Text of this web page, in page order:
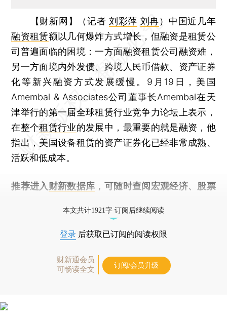
【财新网】（记者刘彩萍 刘冉） 中国近几年
融资租赁额以几何爆炸方式增长，但融资是租赁公
司普遍面临的困境：一方面融资租赁公司融资难，
另一方面境内外发债、跨境人民币借款、资产证券
化等新兴融资方式发展缓慢。9月19日，美国
Amembal & Associates公司董事长Amembal在天
津举行的第一届全球租赁行业竞争力论坛上表示，
在整个租赁行业的发展中，最重要的就是融资，他
指出，美国设备租赁的资产证券化已经非常成熟、
活跃和低成本。
推荐进入 财新数据库 ，可随时查阅宏观经济、股票
本文共计1921字 订阅后继续阅读
登录 后获取已订阅的阅读权限
财新通会员
可畅读全文
订阅/会员升级